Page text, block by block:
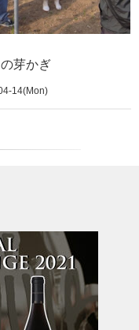
芽かぎ
14(Mon)